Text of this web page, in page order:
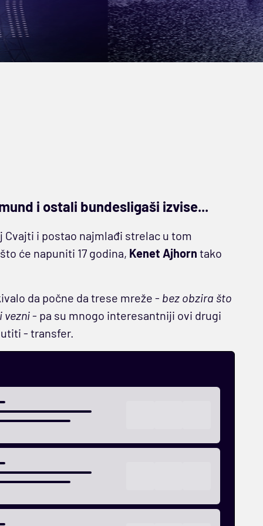
i ostali bundesligaši izvise...
i postao najmlađi strelac u tom
će napuniti 17 godina, Kenet Ajhorn tako
da počne da trese mreže - bez obzira što
vezni- pa su mnogo interesantniji ovi drugi
- transfer.